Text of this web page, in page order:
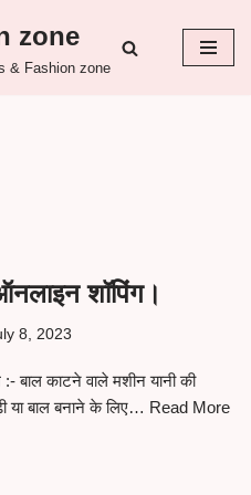
zone
& Fashion zone
शॉपिंग।
8, 2023
बाल काटने वाले मशीन यानी की
या बाल बनाने के लिए… Read More